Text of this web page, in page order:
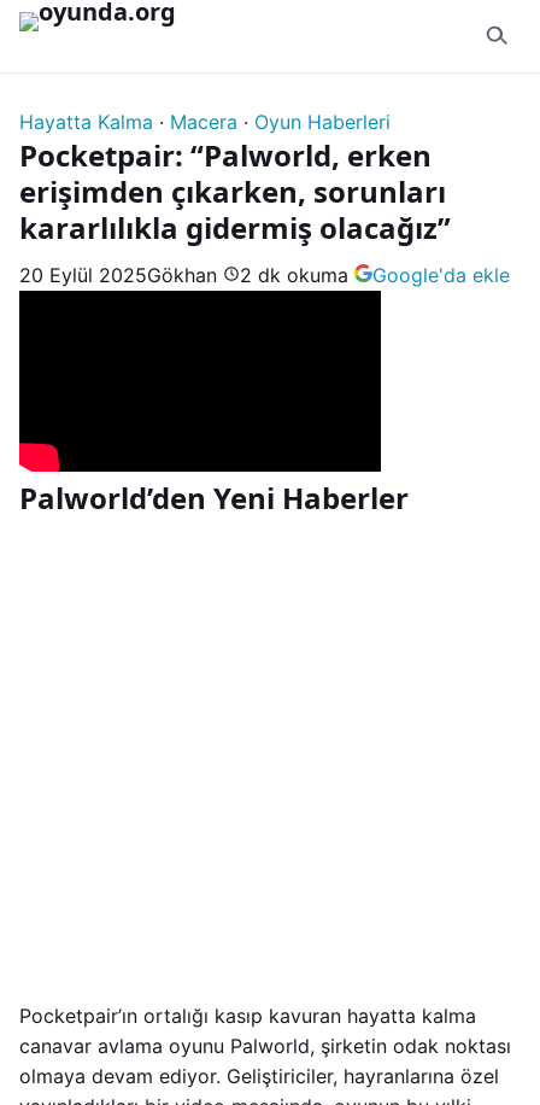
İçeriğe geç
Hayatta Kalma · Macera · Oyun Haberleri
Pocketpair: “Palworld, erken
erişimden çıkarken, sorunları
kararlılıkla gidermiş olacağız”
20 Eylül 2025Gökhan 2 dk okuma Google'da ekle
Palworld’den Yeni Haberler
Pocketpair’ın ortalığı kasıp kavuran hayatta kalma
canavar avlama oyunu Palworld, şirketin odak noktası
olmaya devam ediyor. Geliştiriciler, hayranlarına özel